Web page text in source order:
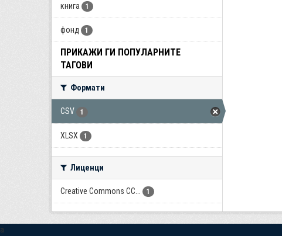
книга 1
фонд 1
ПРИКАЖИ ГИ ПОПУЛАРНИТЕ
ТАГОВИ
Формати
CSV 1
XLSX 1
Лиценци
Creative Commons CC... 1
a